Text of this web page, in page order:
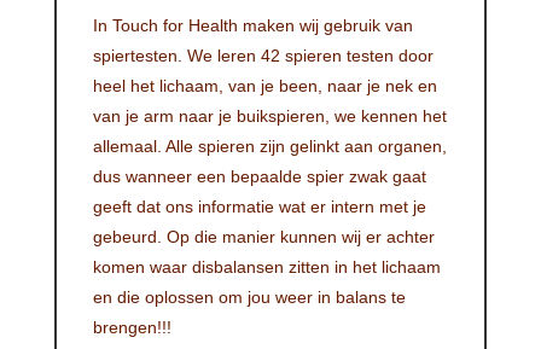
In Touch for Health maken wij gebruik van
spiertesten. We leren 42 spieren testen door
heel het lichaam, van je been, naar je nek en
van je arm naar je buikspieren, we kennen het
allemaal. Alle spieren zijn gelinkt aan organen,
dus wanneer een bepaalde spier zwak gaat
geeft dat ons informatie wat er intern met je
gebeurd. Op die manier kunnen wij er achter
komen waar disbalansen zitten in het lichaam
en die oplossen om jou weer in balans te
brengen!!!